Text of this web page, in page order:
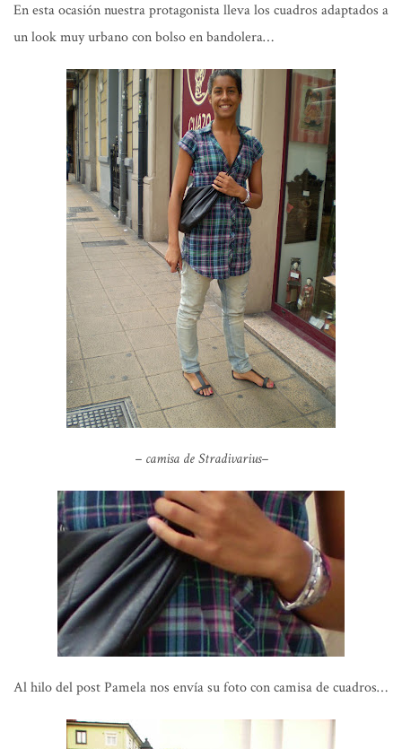
En esta ocasión nuestra protagonista lleva los cuadros adaptados a
un look muy urbano con bolso en bandolera…
–camisa de Stradivarius–
Al hilo del post Pamela nos envía su foto con camisa de cuadros…